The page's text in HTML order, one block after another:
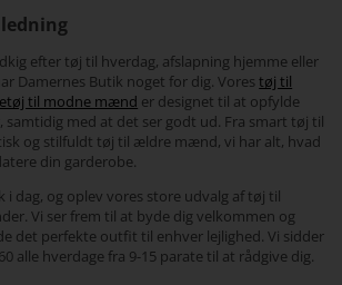
efter tøj til hverdag, afslapning hjemme eller
Damernes Butik noget for dig. Vorestøj til
til modne mænd er designet til at opfylde
samtidig med at det ser godt ud. Fra smart tøj til
og stilfuldt tøj til ældre mænd, vi har alt, hvad
din garderobe.
i dag, og oplev vores store udvalg af tøj til
Vi ser frem til at byde dig velkommen og
det perfekte outfit til enhver lejlighed. Vi sidder
alle hverdage fra 9-15 parate til at rådgive dig.